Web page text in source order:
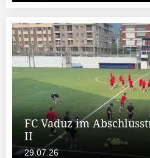
FC Vaduz im
II
29.07.26